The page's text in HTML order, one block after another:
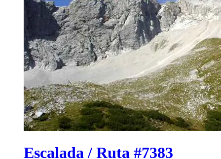
Escalada / Ruta #7383